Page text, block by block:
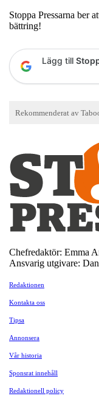
Stoppa Pressarna ber
bättring!
Lägg till
Chefredaktör: Emma
Ansvarig utgivare:
Redaktionen
Kontakta oss
Tipsa
Annonsera
Vår historia
Sponsrat innehåll
Redaktionell policy